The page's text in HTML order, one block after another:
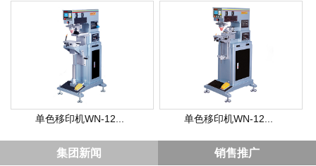
单色移印机WN-12... 单色移印机WN-12...
集团新闻 销售推广